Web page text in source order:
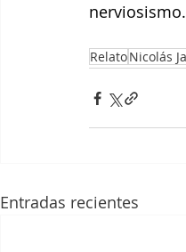
RelatoNicolás
Entradas recientes